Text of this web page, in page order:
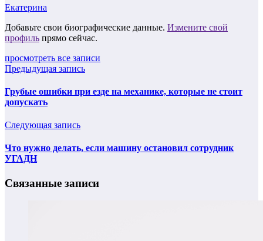
Екатерина
Добавьте свои биографические данные. Измените свой
профиль прямо сейчас.
просмотреть все записи
Предыдущая запись
Грубые ошибки при езде на механике, которые не стоит
допускать
Следующая запись
Что нужно делать, если машину остановил сотрудник
УГАДН
Связанные записи